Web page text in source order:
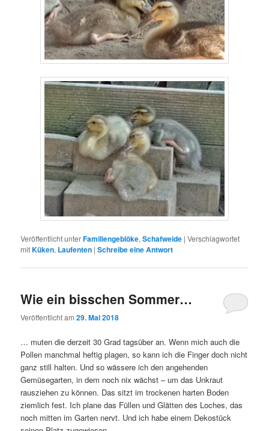
Veröffentlicht unterFamiliengeblöke,Schafweide |Verschlagwortet
mitKüken, Laufenten |Schreibe eine Antwort
Wie ein bisschen Sommer…
Veröffentlicht am29. Mai 2018
… muten die derzeit 30 Grad tagsüber an. Wenn mich auch die
Pollen manchmal heftig plagen, so kann ich die Finger doch nicht
ganz still halten. Und so wässere ich den angehenden
Gemüsegarten, in dem noch nix wächst – um das Unkraut
rausziehen zu können. Das sitzt im trockenen harten Boden
ziemlich fest. Ich plane das Füllen und Glätten des Loches, das
noch mitten im Garten nervt. Und ich habe einem Dekostück